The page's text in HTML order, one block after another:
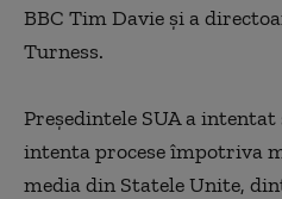
BBC Tim Davie şi a
Turness.
Preşedintele SUA a
intenta procese împotriva
media din Statele Unite,